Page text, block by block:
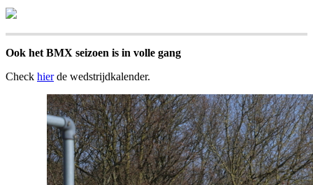
Ook het BMX seizoen is in volle gang
Check hierde wedstrijdkalender.